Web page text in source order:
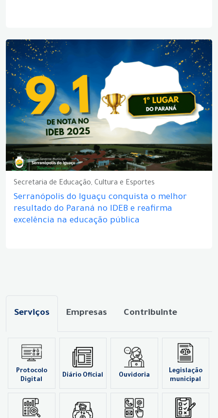
Secretaria de Educação, Cultura e Esportes
Serranópolis do Iguaçu conquista o melhor
resultado do Paraná no IDEB e reafirma
excelência na educação pública
Serviços Empresas Contribuinte
Protocolo
Digital
Diário Oficial Ouvidoria
Legislação
municipal